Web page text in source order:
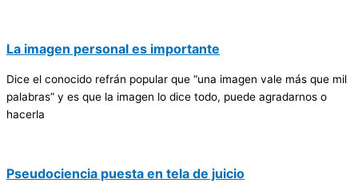
La imagen personal es importante
Dice el conocido refrán popular que “una imagen vale más que mil
palabras” y es que la imagen lo dice todo, puede agradarnos o
hacerla
Pseudociencia puesta en tela de juicio